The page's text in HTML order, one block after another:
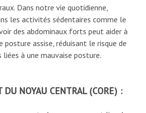
Dans notre vie quotidienne,
les activités sédentaires comme le
des abdominaux forts peut aider à
posture assise, réduisant le risque de
liées à une mauvaise posture.
DU NOYAU CENTRAL (CORE) :